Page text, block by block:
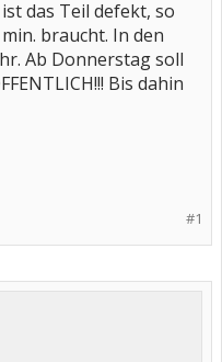
das Teil defekt, so
braucht. In den
Ab Donnerstag soll
Bis dahin
#1